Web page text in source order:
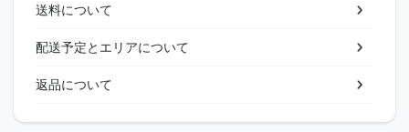
送料について
配送予定とエリアについて
返品について